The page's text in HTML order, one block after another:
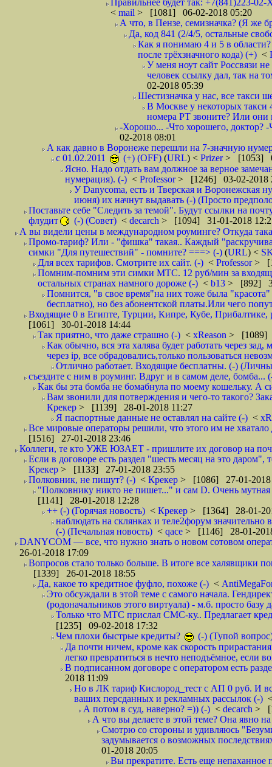
Правильнее будет так: +7(841)223-
< mail > [1081] 06-02-2018 05:20
А что, в Пензе, семизначка? (Я же
Да, код 841 (2/4/5, остальные
Как я понимаю 4 и 5 в
после трёхзначного кода) (+) <
У меня ноут сайт Россвязи
человек ссылку дал, так на
02-2018 05:39
Шестизначка у нас, все такси
В Москве у некоторых такси
номера РТ звоните? Или они
-Хорошо... -Что хорошего, доктор?
02-2018 08:01
А как давно в Воронеже перешли на 7-значную
с 01.02.2011
(+) (OFF) (URL) < Prizer> [1053]
Ясно. Надо отдать вам должное за верное
нумерация). (-) < Professor> [1246] 03-02-2018
У Danycoma, есть и Тверская и Воронежская
июня) их начнут выдавать (-) (Просто
Поставьте себе "Следить за темой". Будут ссылки на
флудит
(-) (Совет) < decarch > [1094] 31-01-2018
А вы видели цены в международном роуминге? Откуда
Промо-тариф? Или - "фишка" такая.. Каждый
симки "Для путешествий" - помните? ===> (-) (URL) <
Для всех тарифов. Смотрите их сайт. (-) < Professor>
Помним-помним эти симки МТС. 12 руб/мин за
остальных странах намного дороже (-) < b13 > [892]
Помнится, "в свое время"на них тоже была
бесплатно), но без абонентской платы.Или чего
Входящие 0 в Египте, Турции, Кипре, Кубе,
[1061] 30-01-2018 14:44
Так приятно, что даже страшно (-) < xReason > [1089]
Как обычно, вся эта халява будет работать через
через ip, все обрадовались,только пользоваться
Отлично работает. Входящие бесплатны. (-)
съездите с ним в роуминг. Вдруг и в самом деле, бомба...
Как бы эта бомба не бомабнула по моему кошельку. А
Вам звонили для потверждения и чего-то такого?
Крекер > [1139] 28-01-2018 11:27
Я паспортные данные не оставлял на сайте (-) <
Все мировые операторы решили, что этого им не
[1516] 27-01-2018 23:46
Коллеги, те кто УЖЕ ЮЗАЕТ - пришлите их договор на
Если в договоре есть раздел "шесть месяц на это даром",
Крекер > [1133] 27-01-2018 23:55
Полковник, не пишут? (-) < Крекер > [1086] 27-01-2018
"Полковнику никто не пишет..." и сам D. Очень
[1141] 28-01-2018 12:28
++ (-) (Горячая новость) < Крекер > [1364] 28-01-
наблюдать на склянках и теле2форум
(-) (Печальная новость) < qace > [1146] 28-01-
DANYCOM — все, что нужно знать о новом сотовом
26-01-2018 17:09
Вопросов стало только больше. В итоге все халявщики
[1339] 26-01-2018 18:55
Да, какое то кредитное фуфло, похоже (-) <
Это обсуждали в этой теме с самого начала.
(родоначальников этого виртуала) - м.б. просто
Только что МТС прислал СМС-ку.. Предлагает
[1235] 09-02-2018 17:32
Чем плохи быстрые кредиты?
(-) (Тупой
Да почти ничем, кроме как скорость
легко превратиться в нечто неподъёмное, если
В подписанном договоре с оператором есть
2018 11:09
Но в ЛК тариф Кислород_тест с АП 0 руб. И
ваших персданных и рекламных рассылок (-)
А потом в суд, наверно? =)) (-) < decarch >
А что вы делаете в этой теме? Она явно
Смотрю со стороны и удивляюсь
задумывается о возможных
01-2018 20:05
Вы прекратите. Есть еще непаханное